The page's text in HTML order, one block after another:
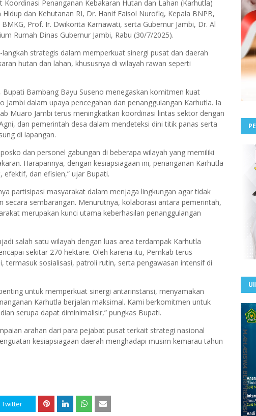
Koordinasi Penanganan Kebakaran Hutan dan Lahan (Karhutla)
dan Kehutanan RI, Dr. Hanif Faisol Nurofiq, Kepala BNPB,
BMKG, Prof. Ir. Dwikorita Karnawati, serta Gubernur Jambi, Dr. Al
Rumah Dinas Gubernur Jambi, Rabu (30/7/2025).
strategis dalam memperkuat sinergi pusat dan daerah
hutan dan lahan, khususnya di wilayah rawan seperti
Bupati Bambang Bayu Suseno menegaskan komitmen kuat
Jambi dalam upaya pencegahan dan penanggulangan Karhutla. Ia
Muaro Jambi terus meningkatkan koordinasi lintas sektor dengan
dan pemerintah desa dalam mendeteksi dini titik panas serta
di lapangan.
dan personel gabungan di beberapa wilayah yang memiliki
Harapannya, dengan kesiapsiagaan ini, penanganan Karhutla
efektif, dan efisien,” ujar Bupati.
partisipasi masyarakat dalam menjaga lingkungan agar tidak
secara sembarangan. Menurutnya, kolaborasi antara pemerintah,
merupakan kunci utama keberhasilan penanggulangan
salah satu wilayah dengan luas area terdampak Karhutla
sekitar 270 hektare. Oleh karena itu, Pemkab terus
termasuk sosialisasi, patroli rutin, serta pengawasan intensif di
untuk memperkuat sinergi antarinstansi, menyamakan
Karhutla berjalan maksimal. Kami berkomitmen untuk
serupa dapat diminimalisir,” pungkas Bupati.
arahan dari para pejabat pusat terkait strategi nasional
kesiapsiagaan daerah menghadapi musim kemarau tahun
Twitter